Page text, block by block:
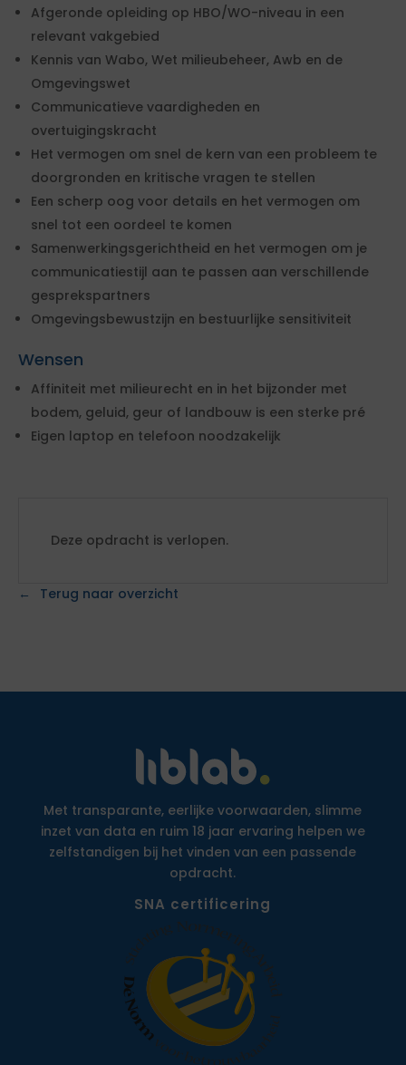
Afgeronde opleiding op HBO/WO-niveau in een
relevant vakgebied
Kennis van Wabo, Wet milieubeheer, Awb en de
Omgevingswet
Communicatieve vaardigheden en
overtuigingskracht
Het vermogen om snel de kern van een probleem te
doorgronden en kritische vragen te stellen
Een scherp oog voor details en het vermogen om
snel tot een oordeel te komen
Samenwerkingsgerichtheid en het vermogen om je
communicatiestijl aan te passen aan verschillende
gesprekspartners
Omgevingsbewustzijn en bestuurlijke sensitiviteit
Wensen
Affiniteit met milieurecht en in het bijzonder met
bodem, geluid, geur of landbouw is een sterke pré
Eigen laptop en telefoon noodzakelijk
Deze opdracht is verlopen.
Terug naar overzicht
Met transparante, eerlijke voorwaarden, slimme
inzet van data en ruim 18 jaar ervaring helpen we
zelfstandigen bij het vinden van een passende
opdracht.
SNA certificering